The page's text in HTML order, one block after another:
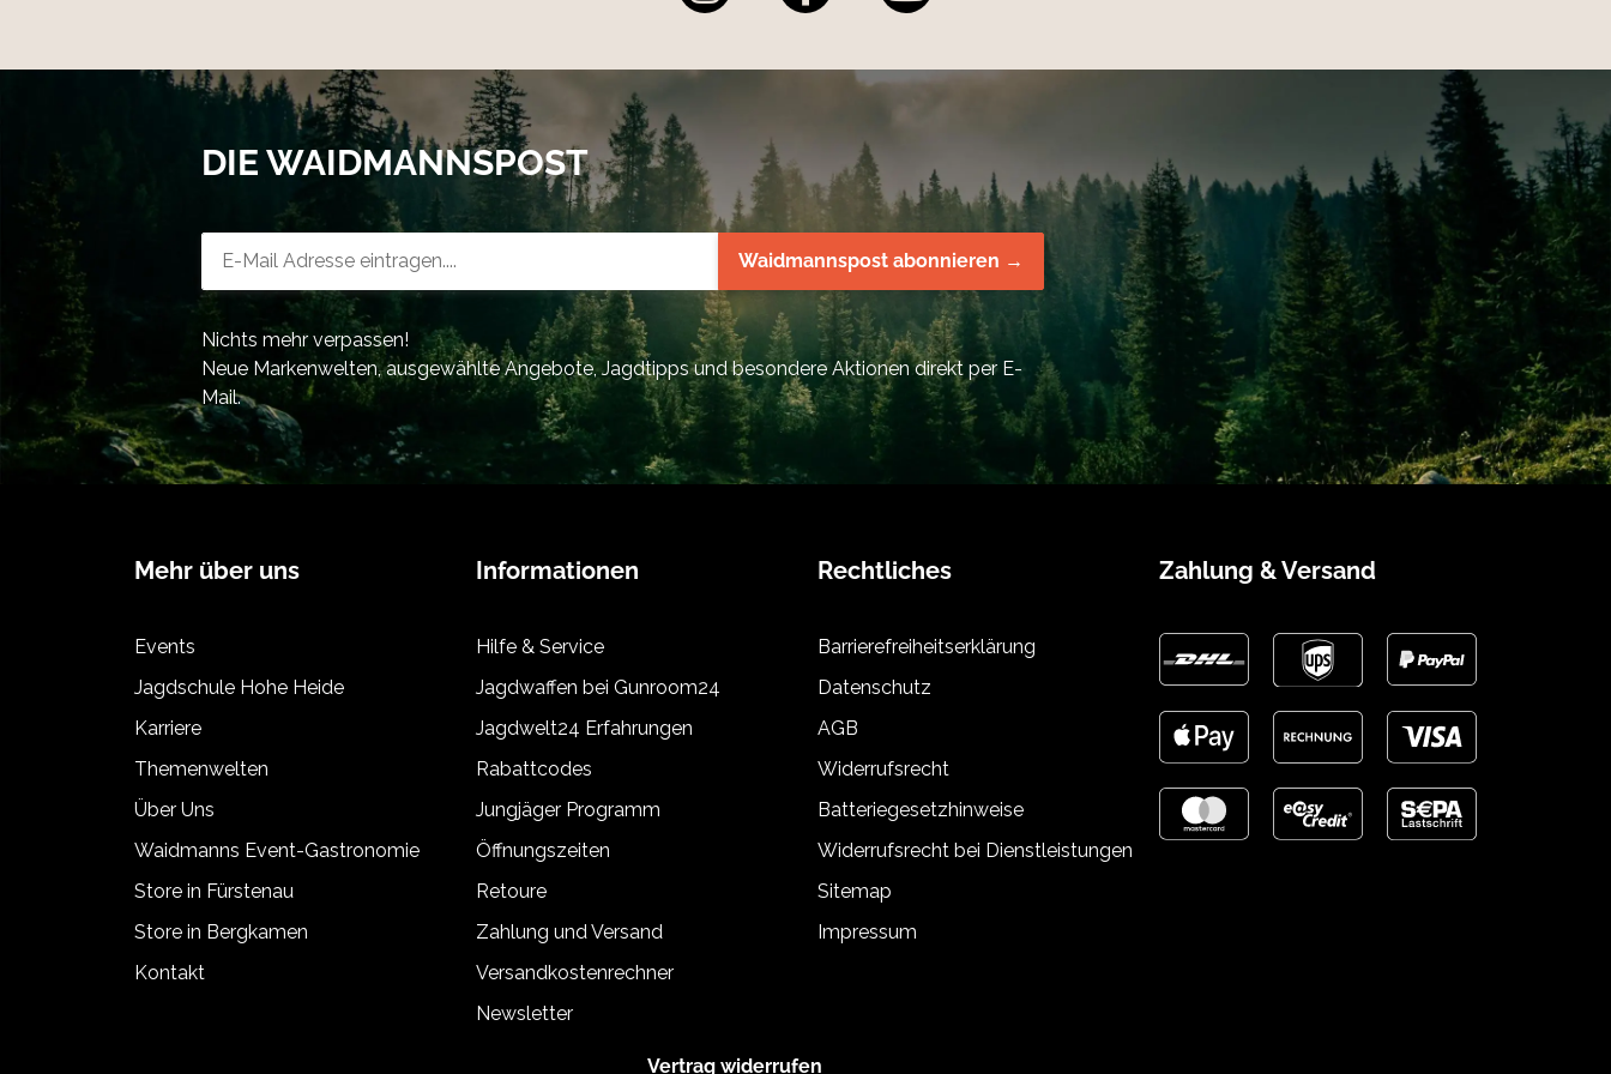
25 kg
465 g
505 g
600 g
DIE WAIDMANNSPOST
Waidmannspost abonnieren →
Nichts mehr verpassen!
Neue Markenwelten, ausgewählte Angebote, Jagdtipps und besondere Aktionen direkt per E-
Mail.
Mehr über uns
Events
Jagdschule Hohe Heide
Karriere
Themenwelten
Über Uns
Waidmanns Event-Gastronomie
Store in Fürstenau
Store in Bergkamen
Kontakt
Informationen
Hilfe & Service
Jagdwaffen bei Gunroom24
Jagdwelt24 Erfahrungen
Rabattcodes
Jungjäger Programm
Öffnungszeiten
Retoure
Zahlung und Versand
Versandkostenrechner
Newsletter
Rechtliches
Barrierefreiheitserklärung
Datenschutz
AGB
Widerrufsrecht
Batteriegesetzhinweise
Widerrufsrecht bei Dienstleistungen
Sitemap
Impressum
Zahlung & Versand
Vertrag widerrufen